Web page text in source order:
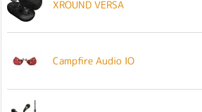
XROUND VERSA
Campfire Audio IO